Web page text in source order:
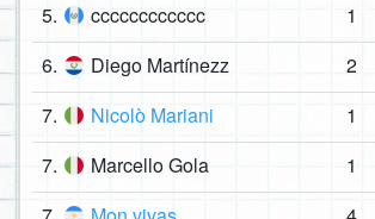
5. cccccccccccc 1
6. Diego Martínezz 2
7. Nicolò Mariani 1
7. Marcello Gola 1